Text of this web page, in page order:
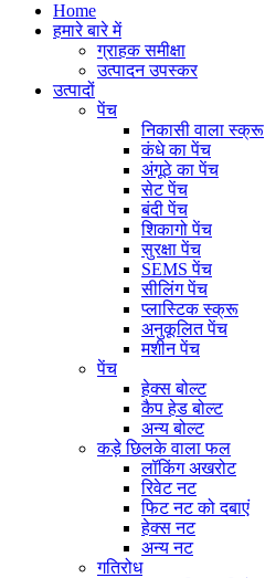
Home
हमारे बारे में
ग्राहक समीक्षा
उत्पादन उपस्कर
उत्पादों
पेंच
निकासी वाला स्क्रू
कंधे का पेंच
अंगूठे का पेंच
सेट पेंच
बंदी पेंच
शिकागो पेंच
सुरक्षा पेंच
SEMS पेंच
सीलिंग पेंच
प्लास्टिक स्क्रू
अनुकूलित पेंच
मशीन पेंच
पेंच
हेक्स बोल्ट
कैप हेड बोल्ट
अन्य बोल्ट
कड़े छिलके वाला फल
लॉकिंग अखरोट
रिवेट नट
फिट नट को दबाएं
हेक्स नट
अन्य नट
गतिरोध